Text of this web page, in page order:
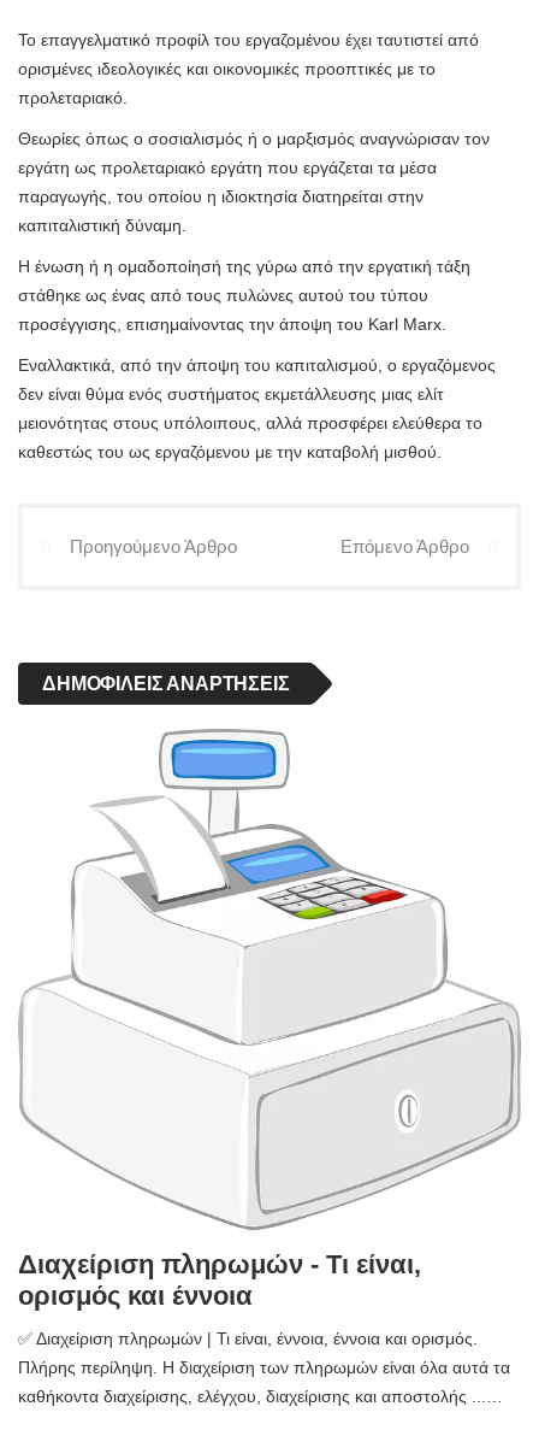
Το επαγγελματικό προφίλ του εργαζομένου έχει ταυτιστεί από
ορισμένες ιδεολογικές και οικονομικές προοπτικές με το
προλεταριακό.
Θεωρίες όπως ο σοσιαλισμός ή ο μαρξισμός αναγνώρισαν τον
εργάτη ως προλεταριακό εργάτη που εργάζεται τα μέσα
παραγωγής, του οποίου η ιδιοκτησία διατηρείται στην
καπιταλιστική δύναμη.
Η ένωση ή η ομαδοποίησή της γύρω από την εργατική τάξη
στάθηκε ως ένας από τους πυλώνες αυτού του τύπου
προσέγγισης, επισημαίνοντας την άποψη του Karl Marx.
Εναλλακτικά, από την άποψη του καπιταλισμού, ο εργαζόμενος
δεν είναι θύμα ενός συστήματος εκμετάλλευσης μιας ελίτ
μειονότητας στους υπόλοιπους, αλλά προσφέρει ελεύθερα το
καθεστώς του ως εργαζόμενου με την καταβολή μισθού.
Προηγούμενο Άρθρο Επόμενο Άρθρο
ΔΗΜΟΦΙΛΕΊΣ ΑΝΑΡΤΉΣΕΙΣ
Διαχείριση πληρωμών - Τι είναι,
ορισμός και έννοια
✅ Διαχείριση πληρωμών | Τι είναι, έννοια, έννοια και ορισμός.
Πλήρης περίληψη. Η διαχείριση των πληρωμών είναι όλα αυτά τα
καθήκοντα διαχείρισης, ελέγχου, διαχείρισης και αποστολής ...…